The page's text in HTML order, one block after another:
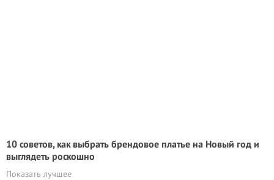
10 советов, как выбрать брендовое платье на Новый год и
выглядеть роскошно
Показать лучшее